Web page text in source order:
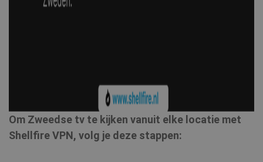
Om Zweedse tv te kijken vanuit elke locatie met
Shellfire VPN, volg je deze stappen: